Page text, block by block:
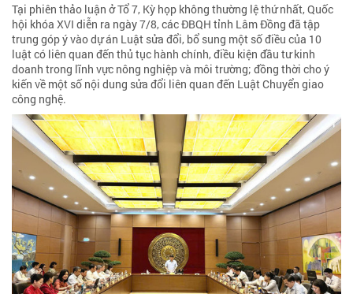
Tại phiên thảo luận ở Tổ 7, Kỳ họp không thường lệ thứ nhất, Quốc
hội khóa XVI diễn ra ngày 7/8, các ĐBQH tỉnh Lâm Đồng đã tập
trung góp ý vào dự án Luật sửa đổi, bổ sung một số điều của 10
luật có liên quan đến thủ tục hành chính, điều kiện đầu tư kinh
doanh trong lĩnh vực nông nghiệp và môi trường; đồng thời cho ý
kiến về một số nội dung sửa đổi liên quan đến Luật Chuyển giao
công nghệ.